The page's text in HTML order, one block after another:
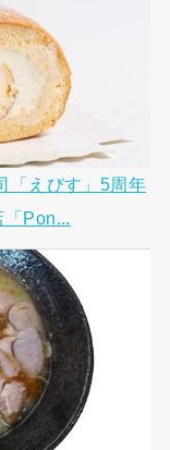
「えびす」5周年
「Pon...